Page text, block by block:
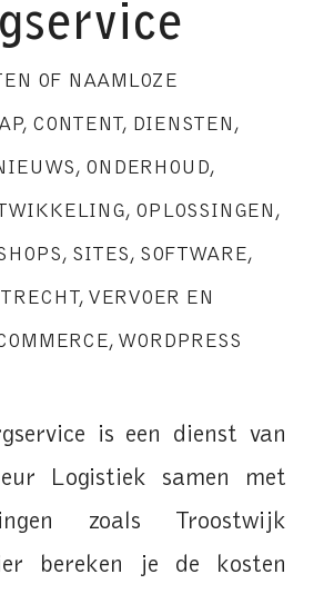
OF NAAMLOZE
, CONTENT, DIENSTEN ,
, ONDERHOUD,
, OPLOSSINGEN ,
, SITES, SOFTWARE,
, VERVOER EN
, WORDPRESS
is een dienst van
Logistiek samen met
zoals Troostwijk
bereken je de kosten